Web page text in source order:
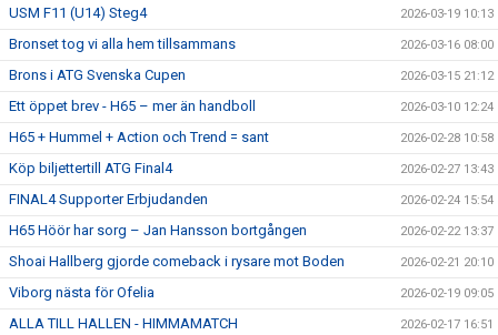
USM F11 (U14) Steg4 2026-03-19 10:13
Bronset tog vi alla hem tillsammans 2026-03-16 08:00
Brons i ATG Svenska Cupen 2026-03-15 21:12
Ett öppet brev - H65 – mer än handboll 2026-03-10 12:24
H65 + Hummel + Action och Trend = sant 2026-02-28 10:58
Köp biljettertill ATG Final4 2026-02-27 13:43
FINAL4 Supporter Erbjudanden 2026-02-24 15:54
H65 Höör har sorg – Jan Hansson bortgången 2026-02-22 13:37
Shoai Hallberg gjorde comeback i rysare mot Boden 2026-02-21 20:10
Viborg nästa för Ofelia 2026-02-19 09:05
ALLA TILL HALLEN - HIMMAMATCH 2026-02-17 16:51